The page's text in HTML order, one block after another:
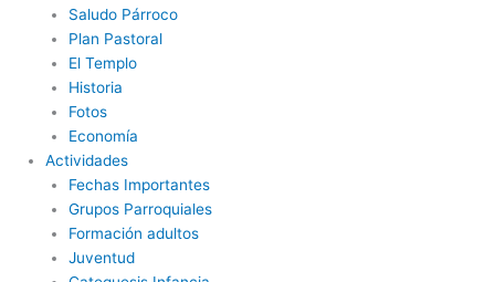
Saludo Párroco
Plan Pastoral
El Templo
Historia
Fotos
Economía
Actividades
Fechas Importantes
Grupos Parroquiales
Formación adultos
Juventud